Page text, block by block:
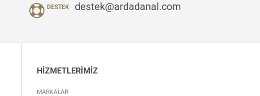
DESTEK destek@ardadanal.com
HIZMETLERIMIZ
MARKALAR